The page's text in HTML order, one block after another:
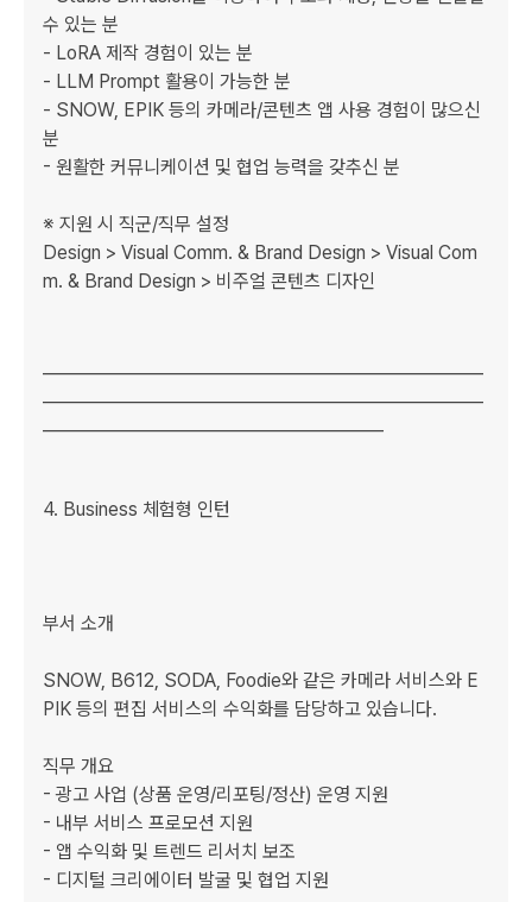
수 있는 분
- LoRA 제작 경험이 있는 분
- LLM Prompt 활용이 가능한 분
- SNOW, EPIK 등의 카메라/콘텐츠 앱 사용 경험이 많으신
분
- 원활한 커뮤니케이션 및 협업 능력을 갖추신 분
※ 지원 시 직군/직무 설정
Design > Visual Comm. & Brand Design > Visual Com
m. & Brand Design > 비주얼 콘텐츠 디자인
﻿4. Business 체험형 인턴
부서 소개
SNOW, B612, SODA, Foodie와 같은 카메라 서비스와 E
PIK 등의 편집 서비스의 수익화를 담당하고 있습니다.
직무 개요
- 광고 사업 (상품 운영/리포팅/정산) 운영 지원
- 내부 서비스 프로모션 지원
- 앱 수익화 및 트렌드 리서치 보조
- 디지털 크리에이터 발굴 및 협업 지원